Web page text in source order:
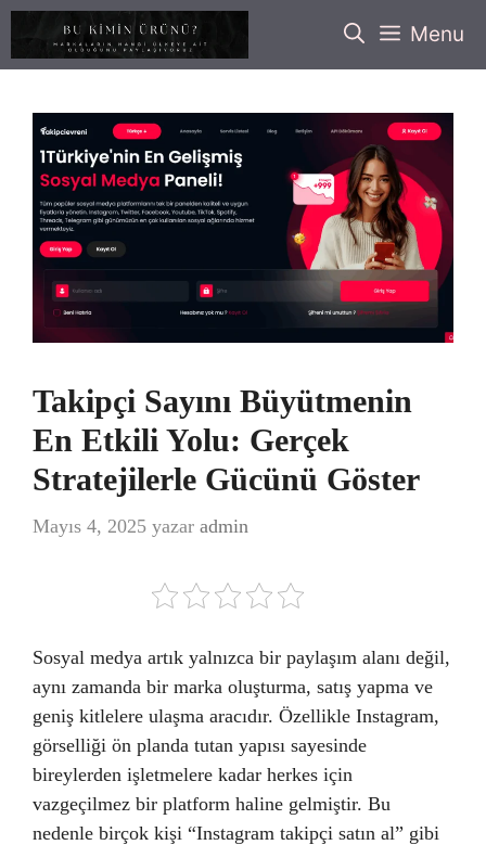
İçeriğe
Menu
Takipçi Sayını Büyütmenin
En Etkili Yolu: Gerçek
Stratejilerle Gücünü Göster
Mayıs 4, 2025 yazar admin
Sosyal medya artık yalnızca bir paylaşım alanı değil,
aynı zamanda bir marka oluşturma, satış yapma ve
geniş kitlelere ulaşma aracıdır. Özellikle Instagram,
görselliği ön planda tutan yapısı sayesinde
bireylerden işletmelere kadar herkes için
vazgeçilmez bir platform haline gelmiştir. Bu
nedenle birçok kişi “Instagram takipçi satın al” gibi